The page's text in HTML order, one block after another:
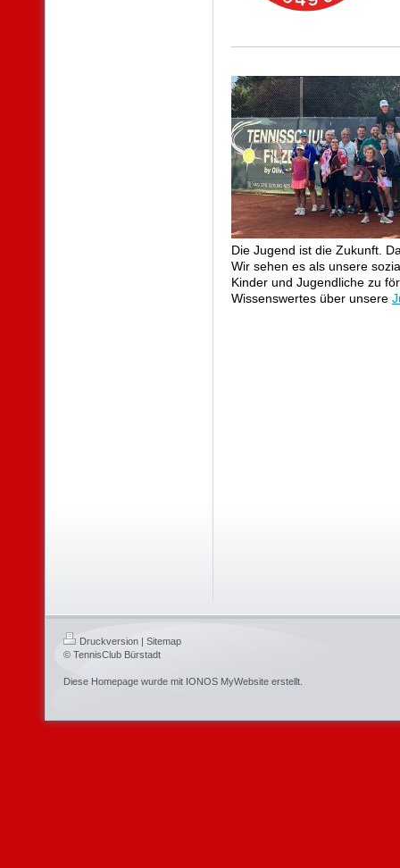
Die Jugend ist die Zukunft.
Wir sehen es als unsere
Kinder und Jugendliche zu
Wissenswertes über unsere
Druckversion | Sitemap
© TennisClub Bürstadt
Diese Homepage wurde mit IONOS MyWebsite erstellt.